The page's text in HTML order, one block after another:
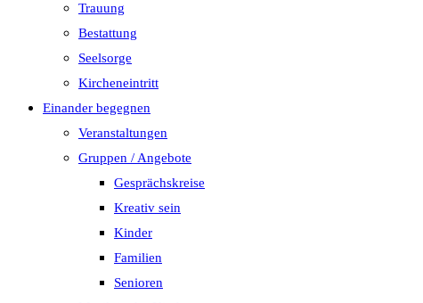
Trauung
Bestattung
Seelsorge
Kircheneintritt
Einander begegnen
Veranstaltungen
Gruppen / Angebote
Gesprächskreise
Kreativ sein
Kinder
Familien
Senioren